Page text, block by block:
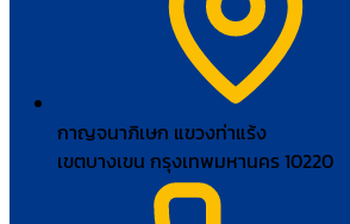
กาญจนาภิเษก แขวงท่าแร้ง
เขตบางเขน กรุงเทพมหานคร 10220